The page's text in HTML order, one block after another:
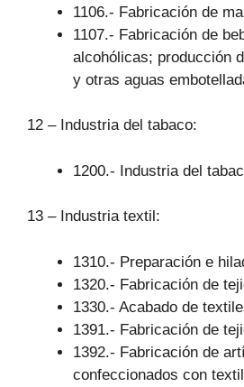
1106.- Fabricación de
1107.- Fabricación de
alcohólicas; producción
y otras aguas
12 – Industria del tabaco:
1200.- Industria del
13 – Industria textil:
1310.- Preparación e
1320.- Fabricación de
1330.- Acabado de
1391.- Fabricación de
1392.- Fabricación de
confeccionados con